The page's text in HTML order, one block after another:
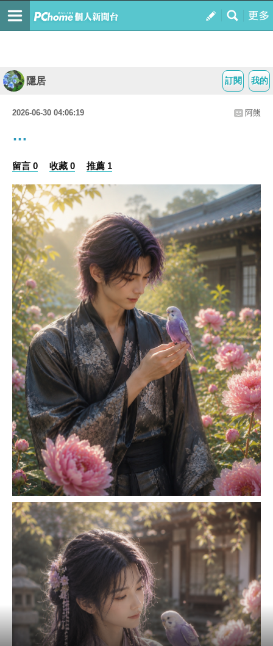
我的
訂閱
隱居
2026-06-30 04:06:19 阿熊
…
留言 0 收藏 0 推薦 1